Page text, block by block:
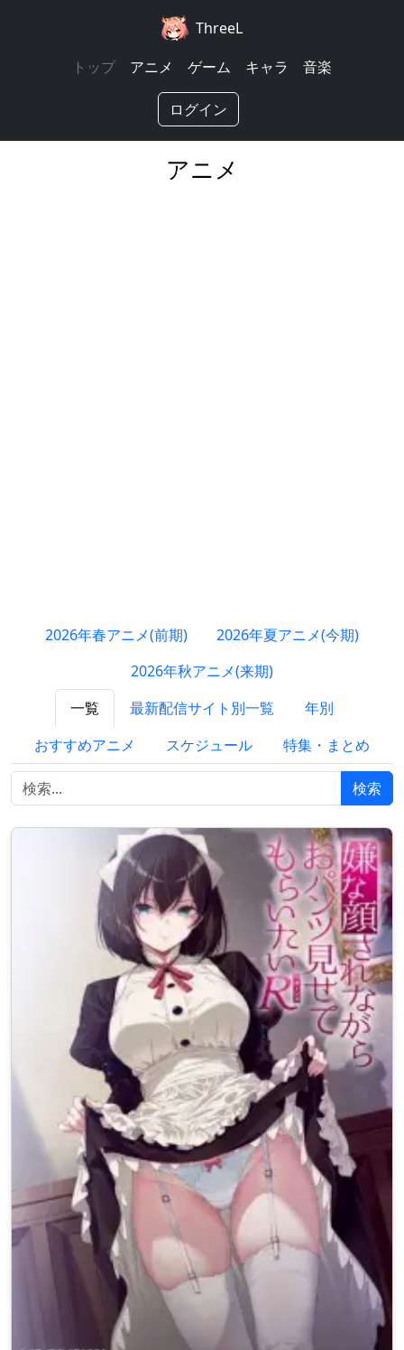
ThreeL
トップ
アニメ ゲーム キャラ 音楽
ログイン
アニメ
2026年春アニメ(前期)
2026年夏アニメ(今期)
2026年秋アニメ(来期)
一覧
最新配信サイト別一覧
年別
おすすめアニメ
スケジュール 特集・まとめ
検索